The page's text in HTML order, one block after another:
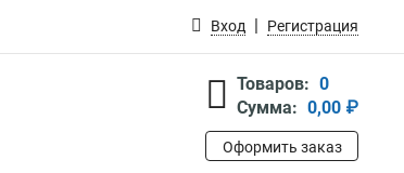
Вход Регистрация
Товаров: 0
Сумма: 0,00 ₽
Оформить заказ